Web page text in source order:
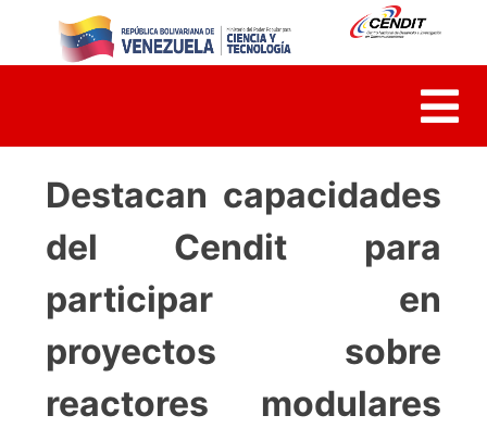
content
Destacan capacidades
del Cendit para
participar en
proyectos sobre
reactores modulares